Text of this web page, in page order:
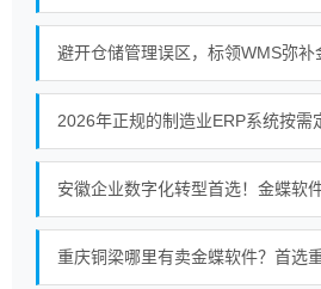
2026年正规的制造业ERP系统按需